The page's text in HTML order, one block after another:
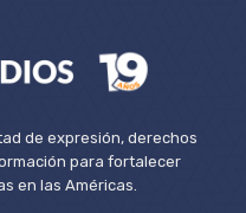
de expresión, derechos
para fortalecer
en las Américas.